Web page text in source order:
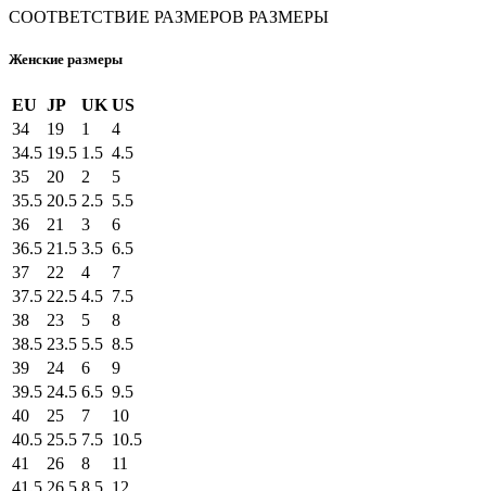
СООТВЕТСТВИЕ РАЗМЕРОВ РАЗМЕРЫ
Женские размеры
EU JP UK US
34
19 1
4
34.5 19.5 1.5 4.5
35
20 2
5
35.5 20.5 2.5 5.5
36
21 3
6
36.5 21.5 3.5 6.5
37
22 4
7
37.5 22.5 4.5 7.5
38
23 5
8
38.5 23.5 5.5 8.5
39
24 6
9
39.5 24.5 6.5 9.5
40
25 7
10
40.5 25.5 7.5 10.5
41
26 8
11
41.5 26.5 8.5 12